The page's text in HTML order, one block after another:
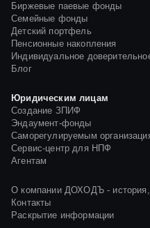
Биржевые паевые фонды
Семейные фонды
Детский портфель
Пенсионные накопления
Индивидуальное
Блог
Юридическим лицам
Создание ЗПИФ
Эндаумент-фонды
Саморегулируемым
Сервис-центр для НПФ
Агентам
О компании ДОХОДЪ - история,
Контакты
Раскрытие информации